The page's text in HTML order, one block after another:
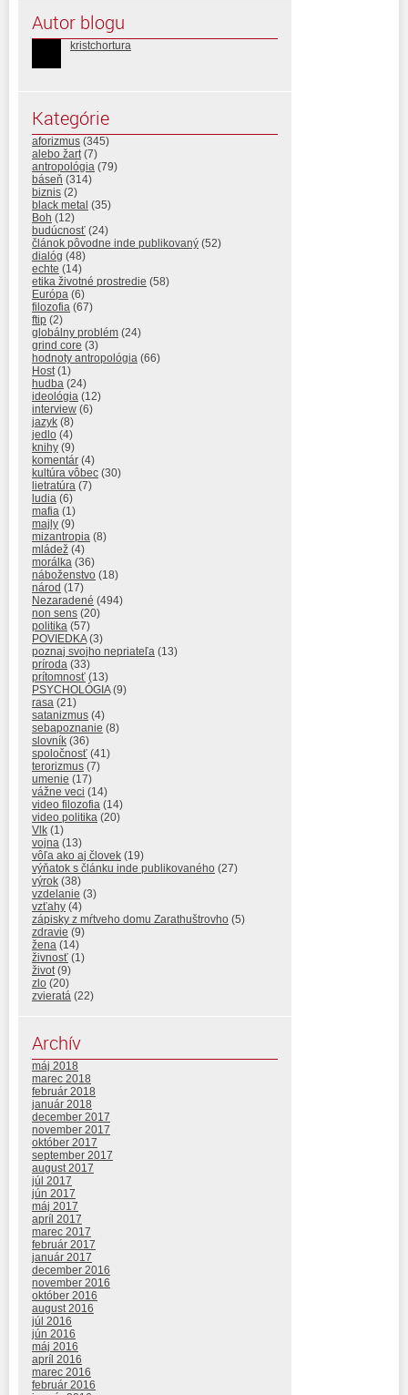
Autor blogu
kristchortura
Kategórie
aforizmus (345)
alebo žart (7)
antropológia (79)
báseň (314)
biznis (2)
black metal (35)
Boh (12)
budúcnosť (24)
článok pôvodne inde publikovaný (52)
dialóg (48)
echte (14)
etika životné prostredie (58)
Európa (6)
filozofia (67)
ftip (2)
globálny problém (24)
grind core (3)
hodnoty antropológia (66)
Host (1)
hudba (24)
ideológia (12)
interview (6)
jazyk (8)
jedlo (4)
knihy (9)
komentár (4)
kultúra vôbec (30)
lietratúra (7)
ludia (6)
mafia (1)
majly (9)
mizantropia (8)
mládež (4)
morálka (36)
náboženstvo (18)
národ (17)
Nezaradené (494)
non sens (20)
politika (57)
POVIEDKA(3)
poznaj svojho nepriateľa (13)
príroda (33)
prítomnosť (13)
PSYCHOLÓGIA(9)
rasa (21)
satanizmus (4)
sebapoznanie (8)
slovník (36)
spoločnosť (41)
terorizmus (7)
umenie (17)
vážne veci (14)
video filozofia (14)
video politika (20)
Vlk (1)
vojna (13)
vôľa ako aj človek (19)
výňatok s článku inde publikovaného (27)
výrok (38)
vzdelanie (3)
vzťahy (4)
zápisky z mŕtveho domu Zarathuštrovho (5)
zdravie (9)
žena (14)
živnosť (1)
život (9)
zlo (20)
zvieratá (22)
Archív
máj 2018
marec 2018
február 2018
január 2018
december 2017
november 2017
október 2017
september 2017
august 2017
júl 2017
jún 2017
máj 2017
apríl 2017
marec 2017
február 2017
január 2017
december 2016
november 2016
október 2016
august 2016
júl 2016
jún 2016
máj 2016
apríl 2016
marec 2016
február 2016